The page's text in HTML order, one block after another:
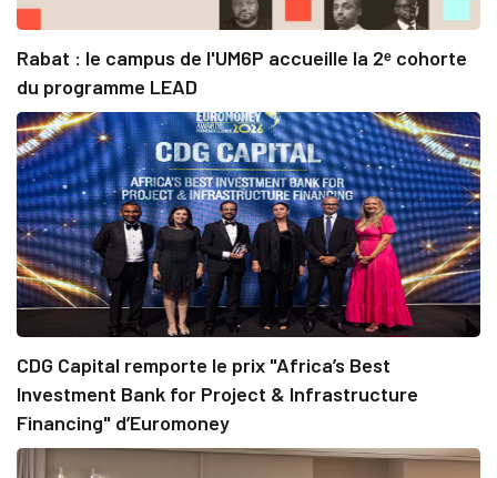
Rabat : le campus de l'UM6P accueille la 2ᵉ cohorte
du programme LEAD
CDG Capital remporte le prix "Africa’s Best
Investment Bank for Project & Infrastructure
Financing" d’Euromoney